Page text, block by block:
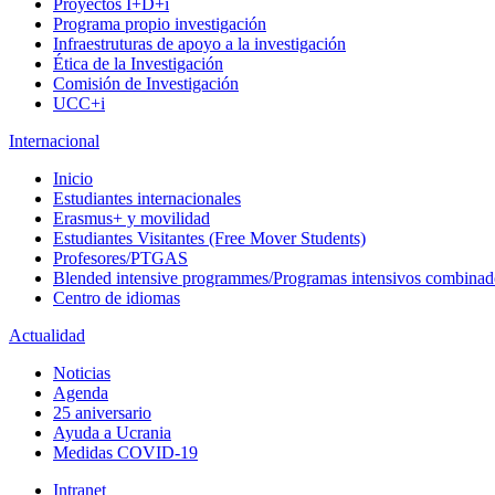
Proyectos I+D+i
Programa propio investigación
Infraestruturas de apoyo a la investigación
Ética de la Investigación
Comisión de Investigación
UCC+i
Internacional
Inicio
Estudiantes internacionales
Erasmus+ y movilidad
Estudiantes Visitantes (Free Mover Students)
Profesores/PTGAS
Blended intensive programmes/Programas intensivos
Centro de idiomas
Actualidad
Noticias
Agenda
25 aniversario
Ayuda a Ucrania
Medidas COVID-19
Intranet